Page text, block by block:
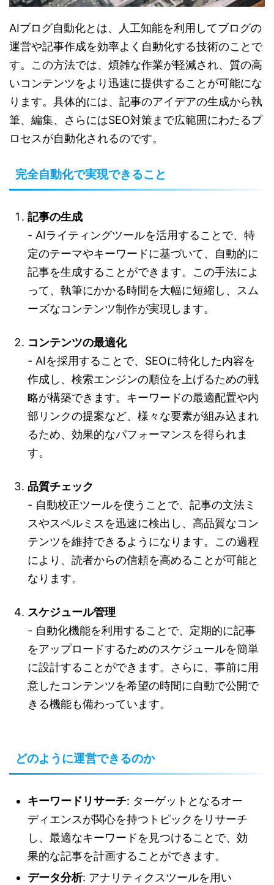
AIブログ自動化とは、人工知能を利用してブログの
運営や記事作成を効率よく自動化する技術のことで
す。この方法では、煩雑な作業が軽減され、質の高
いコンテンツをより迅速に提供することが可能にな
ります。具体的には、記事のアイデアの生成から執
筆、編集、さらにはSEO対策まで広範囲にわたるプ
ロセスが自動化されるのです。
完全自動化で実現できること
記事の生成
- AIライティングツールを活用することで、特
定のテーマやキーワードに基づいて、自動的に
記事を生成することができます。この手法によ
って、執筆にかかる時間を大幅に短縮し、スム
ーズなコンテンツ制作が実現します。
コンテンツの最適化
- AIを採用することで、SEOに特化した内容を
作成し、検索エンジンの順位を上げるための戦
略が構築できます。キーワードの最適配置や内
部リンクの提案など、様々な要素が組み込まれ
るため、効果的なパフォーマンスを得られま
す。
品質チェック
- 自動校正ツールを使うことで、記事の文法ミ
スやスペルミスを迅速に検出し、高品質なコン
テンツを維持できるようになります。この過程
により、読者からの信頼を高めることが可能と
なります。
スケジュール管理
- 自動化機能を利用することで、定期的に記事
をアップロードするためのスケジュールを簡単
に設計することができます。さらに、事前に用
意したコンテンツを希望の時間に自動で公開で
きる機能も備わっています。
どのように運営できるのか
キーワードリサーチ: ターゲットとなるオー
ディエンスが関心を持つトピックをリサーチ
し、最適なキーワードを見つけることで、効
果的な記事を計画することができます。
データ分析: アナリティクスツールを用い